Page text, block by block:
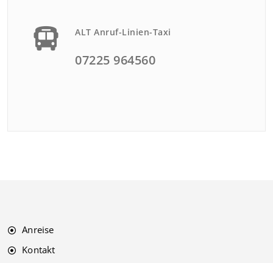
ALT Anruf-Linien-Taxi
07225 964560
Anreise
Kontakt